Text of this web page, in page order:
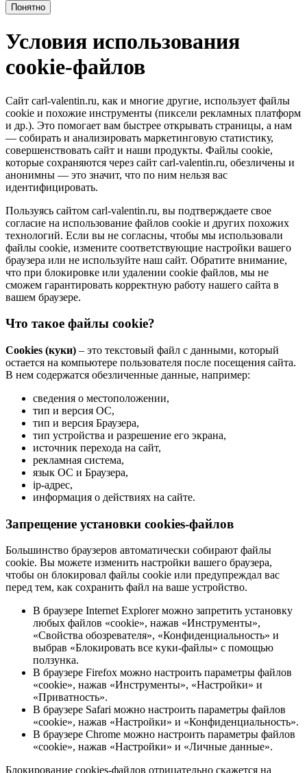
Понятно
Условия использования
cookie-файлов
Сайт carl-valentin.ru, как и многие другие, использует файлы
cookie и похожие инструменты (пиксели рекламных платформ
и др.). Это помогает вам быстрее открывать страницы, а нам
— собирать и анализировать маркетинговую статистику,
совершенствовать сайт и наши продукты. Файлы сookie,
которые сохраняются через сайт carl-valentin.ru, обезличены и
анонимны — это значит, что по ним нельзя вас
идентифицировать.
Пользуясь сайтом carl-valentin.ru, вы подтверждаете свое
согласие на использование файлов cookie и других похожих
технологий. Если вы не согласны, чтобы мы использовали
файлы cookie, измените соответствующие настройки вашего
браузера или не используйте наш сайт. Обратите внимание,
что при блокировке или удалении cookie файлов, мы не
сможем гарантировать корректную работу нашего сайта в
вашем браузере.
Что такое файлы cookie?
Cookies (куки) – это текстовый файл с данными, который
остается на компьютере пользователя после посещения сайта.
В нем содержатся обезличенные данные, например:
сведения о местоположении,
тип и версия ОС,
тип и версия Браузера,
тип устройства и разрешение его экрана,
источник перехода на сайт,
рекламная система,
язык ОС и Браузера,
ip-адрес,
информация о действиях на сайте.
Запрещение установки cookies-файлов
Большинство браузеров автоматически собирают файлы
cookie. Вы можете изменить настройки вашего браузера,
чтобы он блокировал файлы cookie или предупреждал вас
перед тем, как сохранить файл на ваше устройство.
В браузере Internet Explorer можно запретить установку
любых файлов «cookie», нажав «Инструменты»,
«Свойства обозревателя», «Конфиденциальность» и
выбрав «Блокировать все куки-файлы» с помощью
ползунка.
В браузере Firefox можно настроить параметры файлов
«cookie», нажав «Инструменты», «Настройки» и
«Приватность».
В браузере Safari можно настроить параметры файлов
«cookie», нажав «Настройки» и «Конфиденциальность».
В браузере Chrome можно настроить параметры файлов
«cookie», нажав «Настройки» и «Личные данные».
Блокирование cookies-файлов отрицательно скажется на